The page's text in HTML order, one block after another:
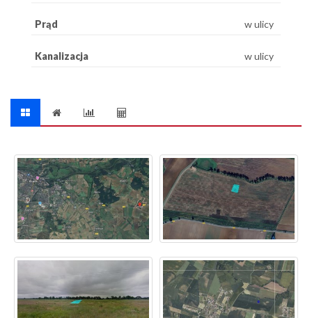
Prąd w ulicy
Kanalizacja w ulicy